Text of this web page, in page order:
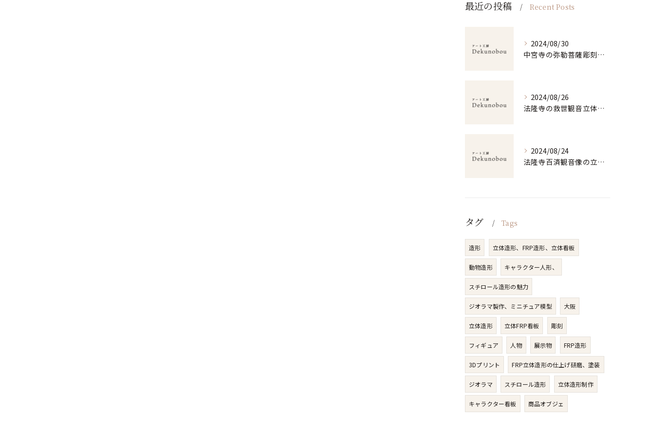
最近の投稿 Recent Posts
2024/08/30
中宮寺の弥勒菩薩彫刻美の探求
2024/08/26
法隆寺の救世観音立体造形の魅力
2024/08/24
法隆寺百済観音像の立体美と仏教の深淵
タグ Tags
造形 立体造形、FRP造形、立体看板
動物造形 キャラクター人形、
スチロール造形の魅力
ジオラマ製作、ミニチュア模型 大阪
立体造形 立体FRP看板 彫刻
フィギュア 人物​ 展示物 FRP造形
3Dプリント FRP立体造形の仕上げ研磨、塗装
ジオラマ スチロール造形 立体造形制作
キャラクター看板 商品オブジェ